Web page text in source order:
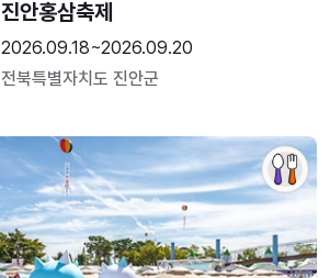
진안홍삼축제
2026.09.18~2026.09.20
전북특별자치도 진안군